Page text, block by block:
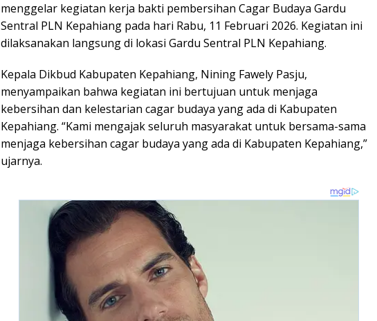
menggelar kegiatan kerja bakti pembersihan Cagar Budaya Gardu
Sentral PLN Kepahiang pada hari Rabu, 11 Februari 2026. Kegiatan ini
dilaksanakan langsung di lokasi Gardu Sentral PLN Kepahiang.
Kepala Dikbud Kabupaten Kepahiang, Nining Fawely Pasju,
menyampaikan bahwa kegiatan ini bertujuan untuk menjaga
kebersihan dan kelestarian cagar budaya yang ada di Kabupaten
Kepahiang. “Kami mengajak seluruh masyarakat untuk bersama-sama
menjaga kebersihan cagar budaya yang ada di Kabupaten Kepahiang,”
ujarnya.